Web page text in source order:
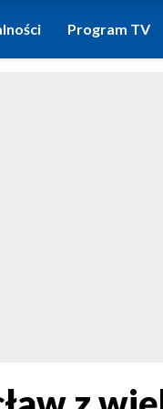
Program TV